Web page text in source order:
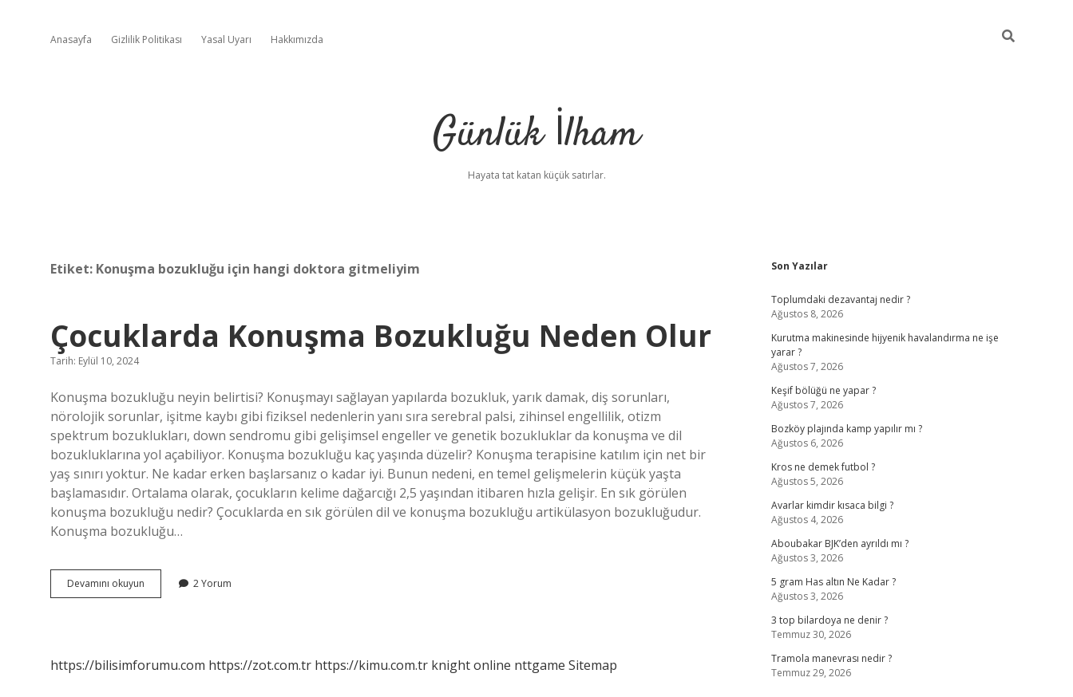
Anasayfa Gizlilik Politikası Yasal Uyarı Hakkımızda
Günlük İlham
Hayata tat katan küçük satırlar.
Etiket: Konuşma bozukluğu için hangi doktora gitmeliyim
Çocuklarda Konuşma Bozukluğu Neden Olur
Tarih: Eylül 10, 2024
Konuşma bozukluğu neyin belirtisi? Konuşmayı sağlayan yapılarda bozukluk, yarık damak, diş sorunları,
nörolojik sorunlar, işitme kaybı gibi fiziksel nedenlerin yanı sıra serebral palsi, zihinsel engellilik, otizm
spektrum bozuklukları, down sendromu gibi gelişimsel engeller ve genetik bozukluklar da konuşma ve dil
bozukluklarına yol açabiliyor. Konuşma bozukluğu kaç yaşında düzelir? Konuşma terapisine katılım için net bir
yaş sınırı yoktur. Ne kadar erken başlarsanız o kadar iyi. Bunun nedeni, en temel gelişmelerin küçük yaşta
başlamasıdır. Ortalama olarak, çocukların kelime dağarcığı 2,5 yaşından itibaren hızla gelişir. En sık görülen
konuşma bozukluğu nedir? Çocuklarda en sık görülen dil ve konuşma bozukluğu artikülasyon bozukluğudur.
Konuşma bozukluğu…
Devamını okuyun Çocuklarda
Konuşma
2 Yorum
https://bilisimforumu.com https://zot.com.tr https://kimu.com.tr knight online nttgame Sitemap
Sidebar
Son Yazılar
Toplumdaki dezavantaj nedir ?
Ağustos 8, 2026
Kurutma makinesinde hijyenik havalandırma ne işe
yarar ?
Ağustos 7, 2026
Keşif bölüğü ne yapar ?
Ağustos 7, 2026
Bozköy plajında kamp yapılır mı ?
Ağustos 6, 2026
Kros ne demek futbol ?
Ağustos 5, 2026
Avarlar kimdir kısaca bilgi ?
Ağustos 4, 2026
Aboubakar BJK’den ayrıldı mı ?
Ağustos 3, 2026
5 gram Has altın Ne Kadar ?
Ağustos 3, 2026
3 top bilardoya ne denir ?
Temmuz 30, 2026
Tramola manevrası nedir ?
Temmuz 29, 2026